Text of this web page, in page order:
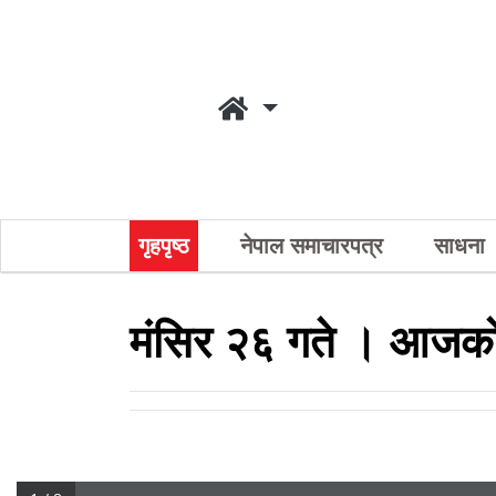
गृहपृष्ठ नेपाल समाचारपत्र साधना
मंसिर २६ गते ।